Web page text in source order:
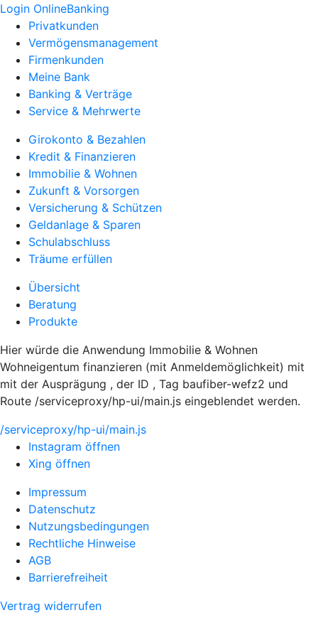
Login OnlineBanking
Privatkunden
Vermögensmanagement
Firmenkunden
Meine Bank
Banking & Verträge
Service & Mehrwerte
Girokonto & Bezahlen
Kredit & Finanzieren
Immobilie & Wohnen
Zukunft & Vorsorgen
Versicherung & Schützen
Geldanlage & Sparen
Schulabschluss
Träume erfüllen
Übersicht
Beratung
Produkte
Hier würde die Anwendung Immobilie & Wohnen
Wohneigentum finanzieren (mit Anmeldemöglichkeit) mit
mit der Ausprägung , der ID , Tag baufiber-wefz2 und
Route /serviceproxy/hp-ui/main.js eingeblendet werden.
/serviceproxy/hp-ui/main.js
Instagram öffnen
Xing öffnen
Impressum
Datenschutz
Nutzungsbedingungen
Rechtliche Hinweise
AGB
Barrierefreiheit
Vertrag widerrufen